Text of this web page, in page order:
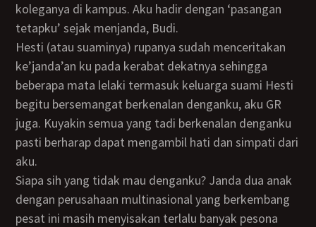
koleganya di kampus. Aku hadir dengan ‘pasangan
tetapku’ sejak menjanda, Budi.
Hesti (atau suaminya) rupanya sudah menceritakan
ke’janda’an ku pada kerabat dekatnya sehingga
beberapa mata lelaki termasuk keluarga suami Hesti
begitu bersemangat berkenalan denganku, aku GR
juga. Kuyakin semua yang tadi berkenalan denganku
pasti berharap dapat mengambil hati dan simpati dari
aku.
Siapa sih yang tidak mau denganku? Janda dua anak
dengan perusahaan multinasional yang berkembang
pesat ini masih menyisakan terlalu banyak pesona